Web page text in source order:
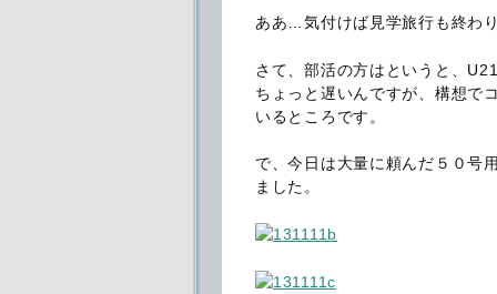
ああ…気付けば見学旅行も終わ
さて、部活の方はというと、
ちょっと遅いんですが、構想で
いるところです。
で、今日は大量に頼んだ５０号
ました。